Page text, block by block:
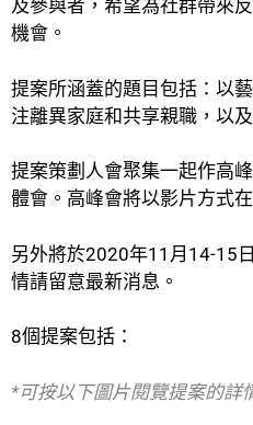
及參與者，希望為社群帶來
機會。
提案所涵蓋的題目包括：以
注離異家庭和共享親職，以
提案策劃人會聚集一起作高
體會。高峰會將以影片方式
另外將於2020年11月14-15
情請留意最新消息。
8個提案包括：
*可按以下圖片閱覽提案的詳